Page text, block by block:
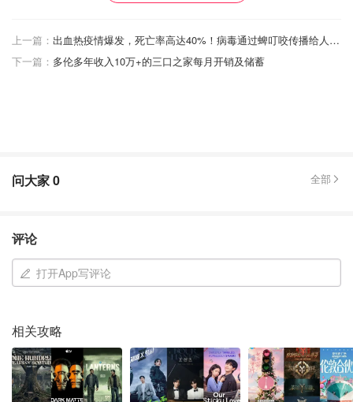
在这里，可供购买的物品是针对小空间生活的。你很快就会
Kavalkad Teflon 平底锅。
上一篇：
出血热疫情爆发，死亡率高达40%！病毒通过蜱叮咬传播给人类！加拿大已进入蜱虫活跃期，如何预防看这里！
下一篇： 多伦多年收入10万+的三口之家每月开销及储蓄
问大家0 全部
评论
打开App写评论
相关攻略